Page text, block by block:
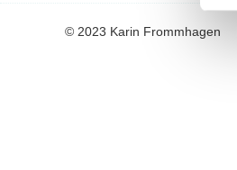
© 2023 Karin Frommhagen